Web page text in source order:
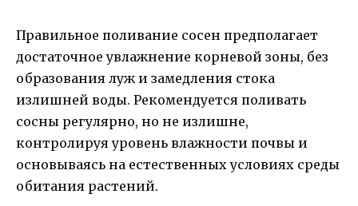
Правильное поливание сосен предполагает
достаточное увлажнение корневой зоны, без
образования луж и замедления стока
излишней воды. Рекомендуется поливать
сосны регулярно, но не излишне,
контролируя уровень влажности почвы и
основываясь на естественных условиях среды
обитания растений.